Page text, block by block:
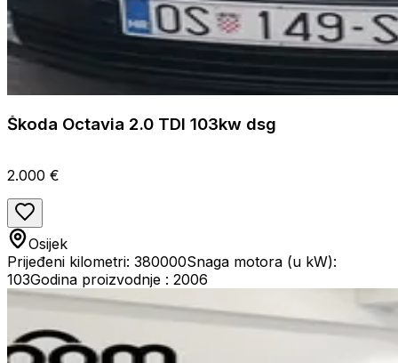
Škoda Octavia 2.0 TDI 103kw dsg
2.000 €
Osijek
Prijeđeni kilometri: 380000Snaga motora (u kW):
103Godina proizvodnje : 2006